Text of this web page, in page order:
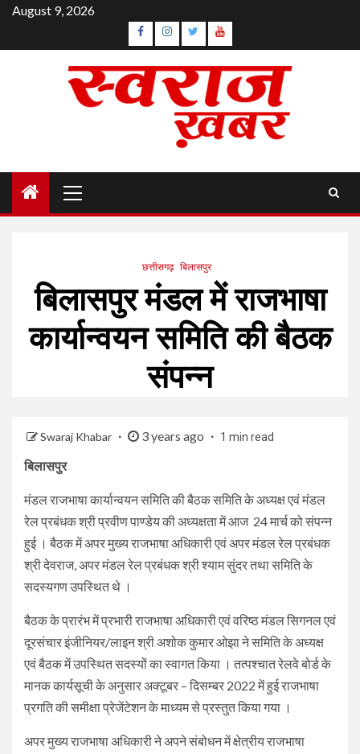
Skip
content
August 9, 2026
Facebook
Instagram
TwitterYouTube
Menu
छत्तीसगढ़ बिलासपुर
बिलासपुर मंडल में राजभाषा
कार्यान्वयन समिति की बैठक
संपन्न
Swaraj Khabar 3 years ago 1 min read
बिलासपुर
मंडल राजभाषा कार्यान्वयन समिति की बैठक समिति के अध्यक्ष एवं मंडल
रेल प्रबंधक श्री प्रवीण पाण्डेय की अध्यक्षता में आज 24 मार्च को संपन्न
हुई । बैठक में अपर मुख्य राजभाषा अधिकारी एवं अपर मंडल रेल प्रबंधक
श्री देवराज, अपर मंडल रेल प्रबंधक श्री श्याम सुंदर तथा समिति के
सदस्यगण उपस्थित थे ।
बैठक के प्रारंभ में प्रभारी राजभाषा अधिकारी एवं वरिष्ठ मंडल सिगनल एवं
दूरसंचार इंजीनियर/लाइन श्री अशोक कुमार ओझा ने समिति के अध्यक्ष
एवं बैठक में उपस्थित सदस्यों का स्वागत किया । तत्पश्चात रेलवे बोर्ड के
मानक कार्यसूची के अनुसार अक्टूबर – दिसम्बर 2022 में हुई राजभाषा
प्रगति की समीक्षा प्रेजेंटेशन के माध्यम से प्रस्तुत किया गया ।
अपर मुख्य राजभाषा अधिकारी ने अपने संबोधन में क्षेत्रीय राजभाषा